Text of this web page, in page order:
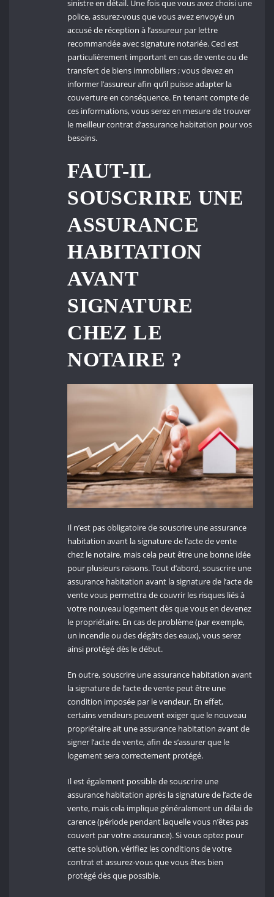
sinistre en détail. Une fois que vous avez choisi une
police, assurez-vous que vous avez envoyé un
accusé de réception à l’assureur par lettre
recommandée avec signature notariée. Ceci est
particulièrement important en cas de vente ou de
transfert de biens immobiliers ; vous devez en
informer l’assureur afin qu’il puisse adapter la
couverture en conséquence. En tenant compte de
ces informations, vous serez en mesure de trouver
le meilleur contrat d’assurance habitation pour vos
besoins.
FAUT-IL
SOUSCRIRE UNE
ASSURANCE
HABITATION
AVANT
SIGNATURE
CHEZ LE
NOTAIRE ?
Il n’est pas obligatoire de souscrire une assurance
habitation avant la signature de l’acte de vente
chez le notaire, mais cela peut être une bonne idée
pour plusieurs raisons. Tout d’abord, souscrire une
assurance habitation avant la signature de l’acte de
vente vous permettra de couvrir les risques liés à
votre nouveau logement dès que vous en devenez
le propriétaire. En cas de problème (par exemple,
un incendie ou des dégâts des eaux), vous serez
ainsi protégé dès le début.
En outre, souscrire une assurance habitation avant
la signature de l’acte de vente peut être une
condition imposée par le vendeur. En effet,
certains vendeurs peuvent exiger que le nouveau
propriétaire ait une assurance habitation avant de
signer l’acte de vente, afin de s’assurer que le
logement sera correctement protégé.
Il est également possible de souscrire une
assurance habitation après la signature de l’acte de
vente, mais cela implique généralement un délai de
carence (période pendant laquelle vous n’êtes pas
couvert par votre assurance). Si vous optez pour
cette solution, vérifiez les conditions de votre
contrat et assurez-vous que vous êtes bien
protégé dès que possible.